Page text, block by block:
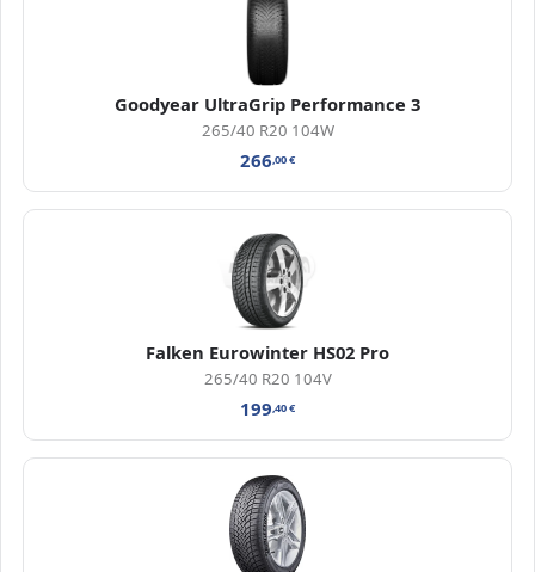
Goodyear UltraGrip Performance 3
265/40 R20 104W
266,00€
Falken Eurowinter HS02 Pro
265/40 R20 104V
199,40€